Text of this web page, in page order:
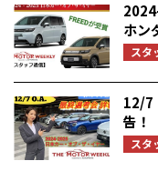
ホン
スタ
12/7
告！
スタ